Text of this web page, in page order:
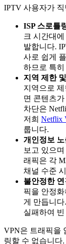
IPTV 사용자가
ISP 스로틀
크 시간대
발합니다.
사로 쉽게
하므로 특
지역 제한
지역으로
면 콘텐츠
차단은
저희 Netflix
룹니다.
개인정보 노
보고 있으
래픽은 각
채널 수준
불안정한 연
픽을 안정
게 만듭니다
실패하여
VPN은 트래픽을
링할 수 없습니다